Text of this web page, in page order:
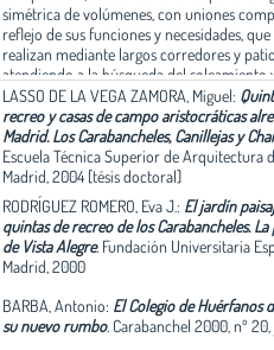
simétrica de volúmenes, con uniones
reflejo de sus funciones y necesidades, que
realizan mediante largos corredores y
atendiendo a la búsqueda del soleamiento
ventilación. Destaca aquí el pabellón de
planta en U y tres niveles, unido sutilmente
bloques en H de las aulas a través de una
cuyo extremo opuesto cierra la cafetería y
En sus interiores es digna de mención la
que decora los zócalos y los pavimentos,
formas y colores en correspondencia con
a fin de facilitar la orientación en un
abstracto y neutro. Más al este,
cada lado de este núcleo, se levantan las
más bellas y singulares, el salón de actos y
de doble altura y similar organización. Al
todos los pabellones se caracterizan por la
LASSO DE LA VEGA ZAMORA, Miguel:
recreo y casas de campo aristocráticas
Madrid. Los Carabancheles, Canillejas y
Escuela Técnica Superior de Arquitectura
Madrid, 2004 [tésis doctoral]
RODRÍGUEZ ROMERO, Eva J.: El jardín
quintas de recreo de los Carabancheles. La
de Vista Alegre. Fundación Universitaria
Madrid, 2000
BARBA, Antonio: El Colegio de Huérfanos
su nuevo rumbo. Carabanchel 2000, nº 20,